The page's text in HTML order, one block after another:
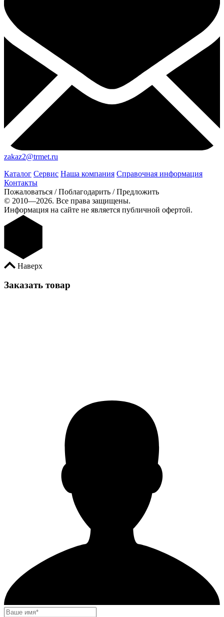
zakaz2@trmet.ru
Каталог Сервис Наша компания Справочная информация
Контакты
Пожаловаться / Поблагодарить / Предложить
© 2010—2026. Все права защищены.
Информация на сайте не является публичной офертой.
Наверх
Заказать товар